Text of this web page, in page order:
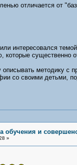
отличается от
интересовался
существенно
методику с
со своими детьми,
обучения и
»